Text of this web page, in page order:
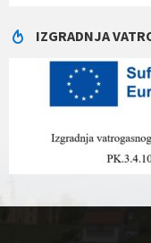
IZGRADNJA